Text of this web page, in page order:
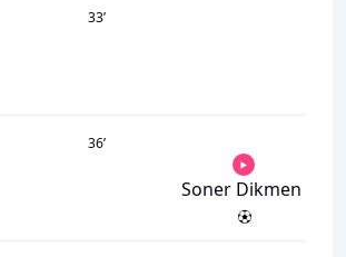
33’
36’
Soner Dikmen